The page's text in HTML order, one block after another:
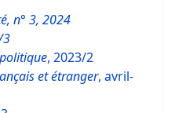
n° 3, 2024
3
, 2023/2
et étranger, avril-